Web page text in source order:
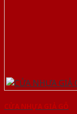
CỬA NHỰA GIẢ GỖ